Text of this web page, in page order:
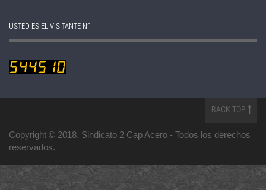
USTED ES EL VISITANTE N°
BACK TOP
Copyright © 2018. Sindicato 2 Cap Acero - Todos los derechos
reservados.